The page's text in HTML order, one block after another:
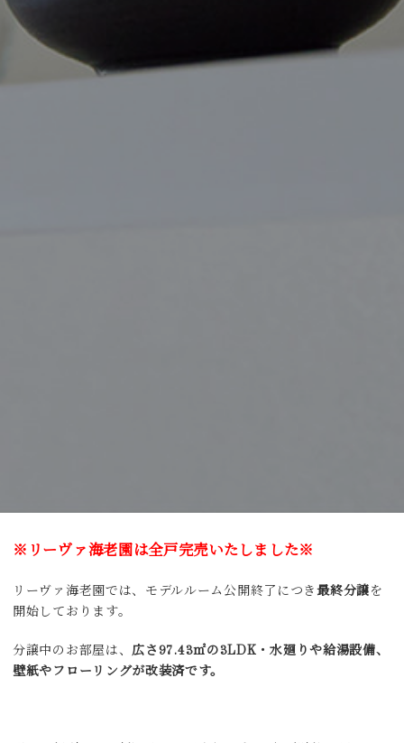
※リーヴァ海老園は全戸完売いたしました※
リーヴァ海老園では、モデルルーム公開終了につき最終分譲 を
開始しております。
分譲中のお部屋は、 広さ97.43㎡の3LDK・水廻りや給湯設備、
壁紙やフローリングが改装済です。